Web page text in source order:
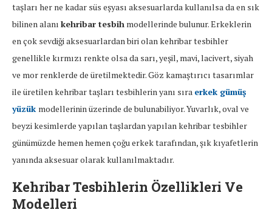
taşları her ne kadar süs eşyası aksesuarlarda kullanılsa da en sık
bilinen alanı kehribar tesbih modellerinde bulunur. Erkeklerin
en çok sevdiği aksesuarlardan biri olan kehribar tesbihler
genellikle kırmızı renkte olsa da sarı, yeşil, mavi, lacivert, siyah
ve mor renklerde de üretilmektedir. Göz kamaştırıcı tasarımlar
ile üretilen kehribar taşları tesbihlerin yanı sıra erkek gümüş
yüzük modellerinin üzerinde de bulunabiliyor. Yuvarlık, oval ve
beyzi kesimlerde yapılan taşlardan yapılan kehribar tesbihler
günümüzde hemen hemen çoğu erkek tarafından, şık kıyafetlerin
yanında aksesuar olarak kullanılmaktadır.
Kehribar Tesbihlerin Özellikleri Ve
Modelleri